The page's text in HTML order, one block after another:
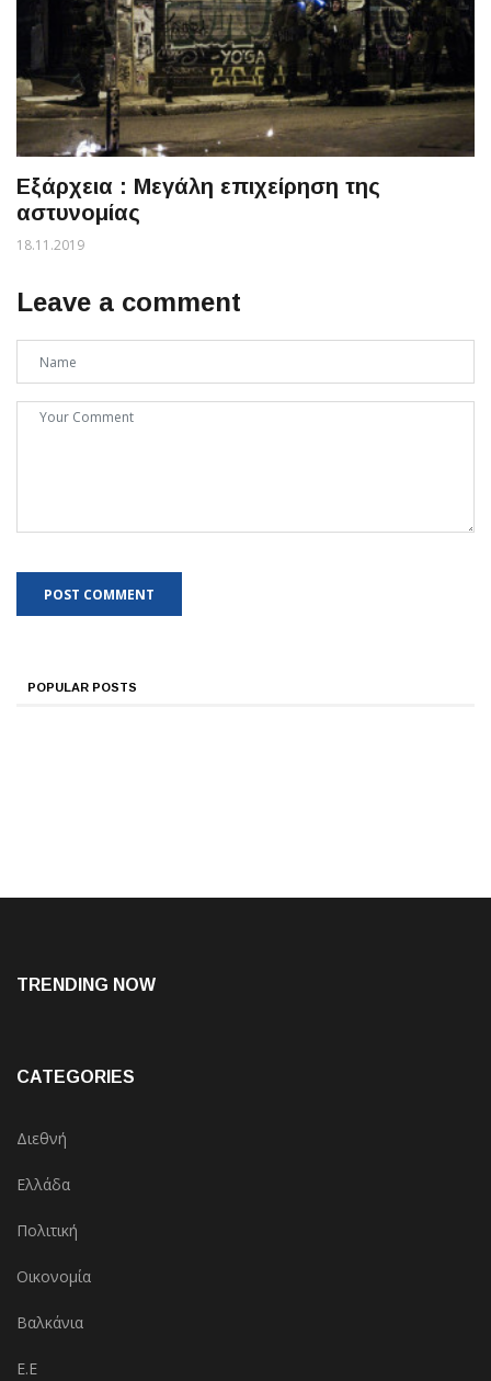
Εξάρχεια : Μεγάλη επιχείρηση της
αστυνομίας
18.11.2019
Leave a comment
POPULAR POSTS
TRENDING NOW
CATEGORIES
Διεθνή
Ελλάδα
Πολιτική
Οικονομία
Βαλκάνια
Ε.Ε